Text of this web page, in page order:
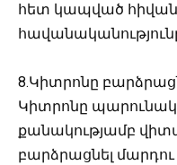
հետ կապված
8.Կիտրոնը
Կիտրոնը
քանակությամբ
բարձրացնել